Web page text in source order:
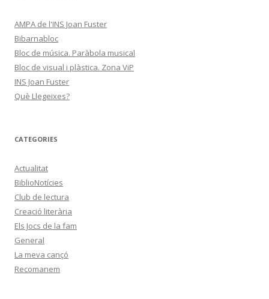
AMPA de l'INS Joan Fuster
Bibarnabloc
Bloc de música. Paràbola musical
Bloc de visual i plàstica. Zona ViP
INS Joan Fuster
Què Llegeixes?
CATEGORIES
Actualitat
BiblioNotícies
Club de lectura
Creació literària
Els Jocs de la fam
General
La meva cançó
Recomanem